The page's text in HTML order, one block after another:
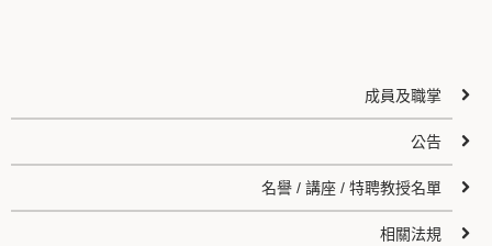
成員及職掌
公告
名譽 / 講座 / 特聘教授名單
相關法規